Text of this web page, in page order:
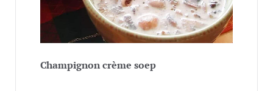
Champignon crème soep